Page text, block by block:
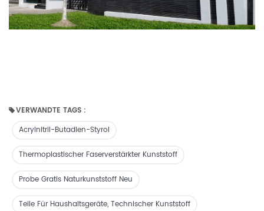
VERWANDTE TAGS :
Acrylnitril-Butadien-Styrol
Thermoplastischer Faserverstärkter Kunststoff
Probe Gratis Naturkunststoff Neu
Teile Für Haushaltsgeräte, Technischer Kunststoff